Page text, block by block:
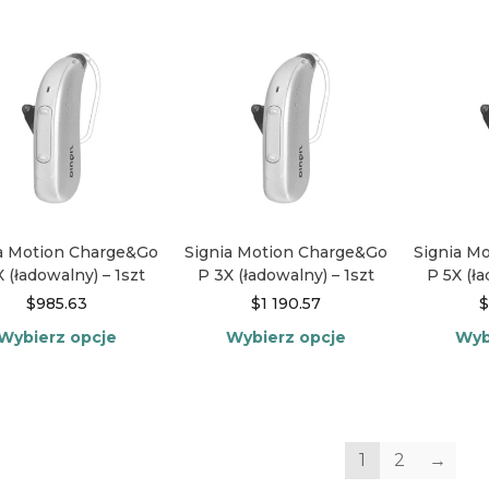
wiele
wariantów.
Opcje
można
wybrać
na
produktu
wiele
wariantów.
Opcje
można
wybrać
na
produktu
Motion Charge&Go
(ładowalny) – 1szt
$985.63
opcje
Signia Motion Charge&Go
P 3X (ładowalny) – 1szt
$1 190.57
Wybierz opcje
wariantów.
Signia
P 5X
$
1 2 →